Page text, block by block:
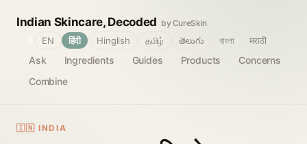
Indian Skincare, Decoded by CureSkin
Ask Ingredients Guides Products
Concerns
Combine
EN हिंदी Hinglish தமிழ் తెలుగు বাংলা मराठी
🇮🇳 INDIA